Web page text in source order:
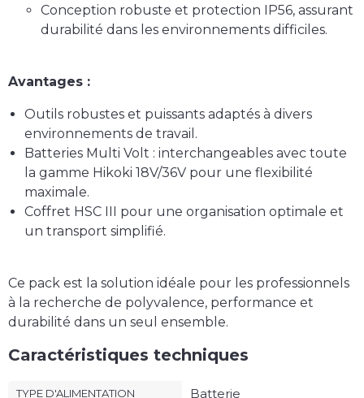
Conception robuste et protection IP56, assurant
durabilité dans les environnements difficiles.
Avantages :
Outils robustes et puissants adaptés à divers
environnements de travail.
Batteries Multi Volt : interchangeables avec toute
la gamme Hikoki 18V/36V pour une flexibilité
maximale.
Coffret HSC III pour une organisation optimale et
un transport simplifié.
Ce pack est la solution idéale pour les professionnels
à la recherche de polyvalence, performance et
durabilité dans un seul ensemble.
Caractéristiques techniques
TYPE D'ALIMENTATION Batterie